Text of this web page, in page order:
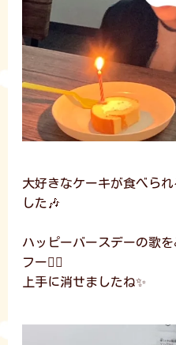
大好きなケーキが食べら
した🎶
ハッピーバースデーの歌
フー😮‍💨
上手に消せましたね✨